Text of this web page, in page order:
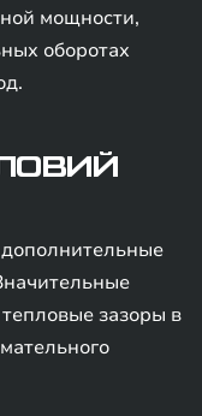
мощности,
оборотах
зазоры в